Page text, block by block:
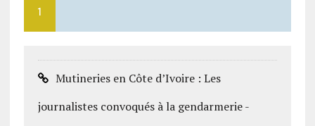
1
Mutineries en Côte d’Ivoire : Les
journalistes convoqués à la gendarmerie -